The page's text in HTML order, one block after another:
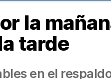
la
tarde
en el